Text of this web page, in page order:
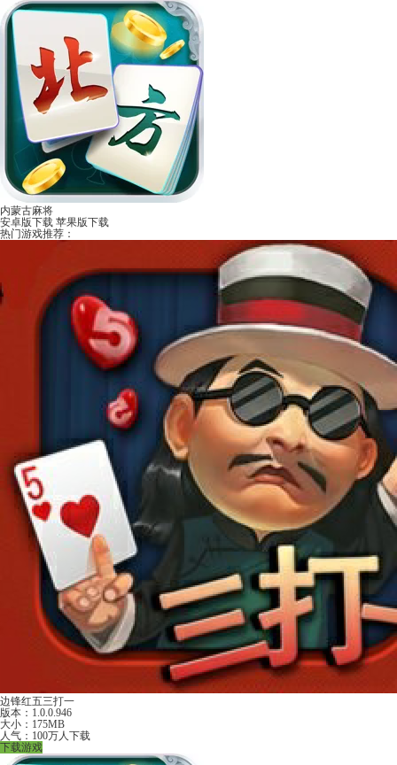
内蒙古麻将
安卓版下载 苹果版下载
热门游戏推荐：
边锋红五三打一
版本：1.0.0.946
大小：175MB
人气：100万人下载
下载游戏